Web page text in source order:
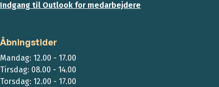
Indgang til Outlook for medarbejdere
Åbningstider
Mandag: 12.00 - 17.00
Tirsdag: 08.00 - 14.00
Torsdag: 12.00 - 17.00